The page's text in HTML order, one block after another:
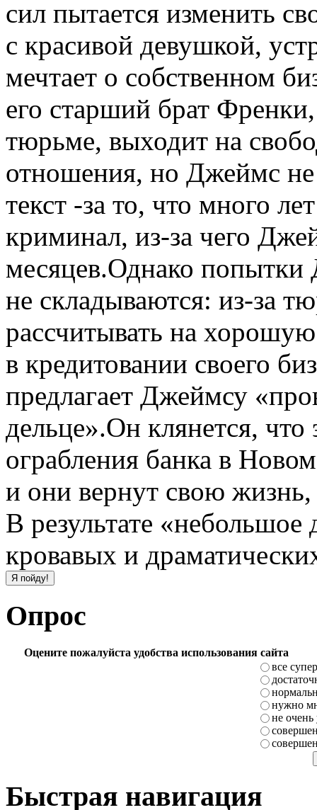
сил пытается изменить
с красивой девушкой,
мечтает о собственном
его старший брат
тюрьме, выходит на
отношения, но Джеймс не
текст -за то, что много
криминал, из-за чего
месяцев.Однако
не складываются: из-за
рассчитывать на
в кредитовании своего
предлагает Джеймсу
дельце».Он клянется, что
ограбления банка в
и они вернут свою жизнь,
В результате
кровавых и
Опрос
Оцените пожалуйста удобства использования сайта
все супер
нужно
не очень
Быстрая навигация